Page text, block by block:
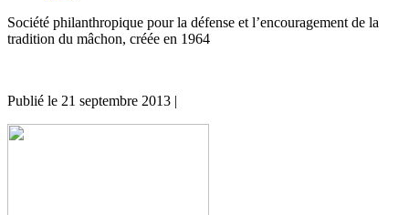
Société philanthropique pour la défense et l’encouragement de la
tradition du mâchon, créée en 1964
Publié le 21 septembre 2013 |